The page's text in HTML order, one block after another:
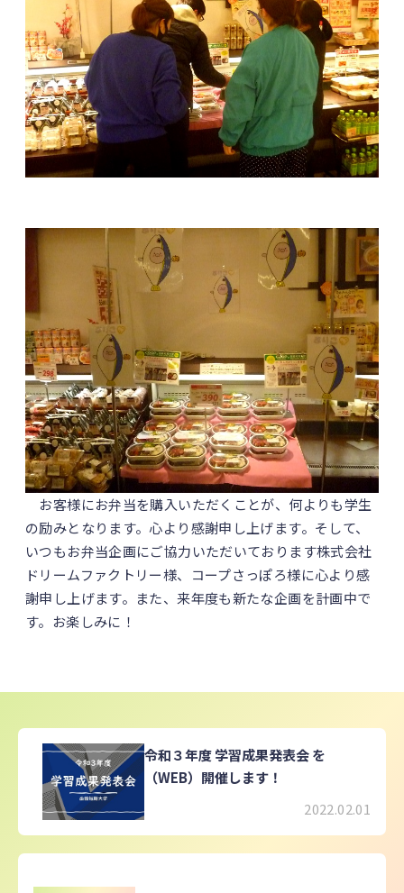
お客様にお弁当を購入いただくことが、何よりも学生
の励みとなります。心より感謝申し上げます。そして、
いつもお弁当企画にご協力いただいております株式会社
ドリームファクトリー様、コープさっぽろ様に心より感
謝申し上げます。また、来年度も新たな企画を計画中で
す。お楽しみに！
令和３年度 学習成果発表会 を
（WEB）開催します！
2022.02.01